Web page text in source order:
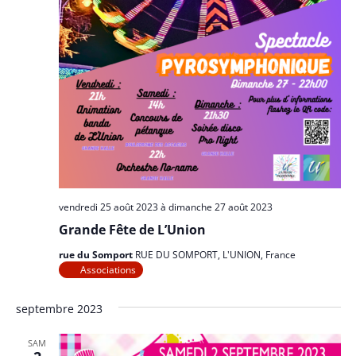
Grande Fête de L’Union
vendredi 25 août 2023à dimanche 27 août 2023
rue du Somport RUE DU SOMPORT, L'UNION, France
Associations
septembre 2023
SAM